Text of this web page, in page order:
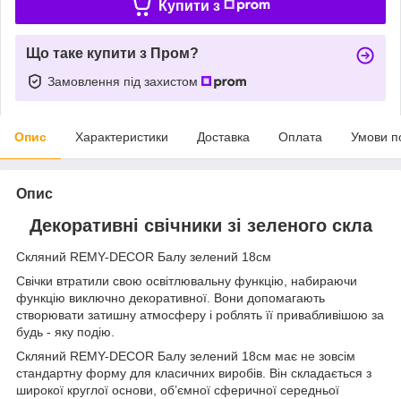
Купити з
Що таке купити з Пром?
Замовлення під захистом
Опис Характеристики Доставка Оплата Умови
Опис
Декоративні свічники зі зеленого скла
Скляний REMY-DECOR Балу зелений 18см
Свічки втратили свою освітлювальну функцію, набираючи
функцію виключно декоративної. Вони допомагають
створювати затишну атмосферу і роблять її привабливішою за
будь - яку подію.
Скляний REMY-DECOR Балу зелений 18см має не зовсім
стандартну форму для класичних виробів. Він складається з
широкої круглої основи, об’ємної сферичної середньої